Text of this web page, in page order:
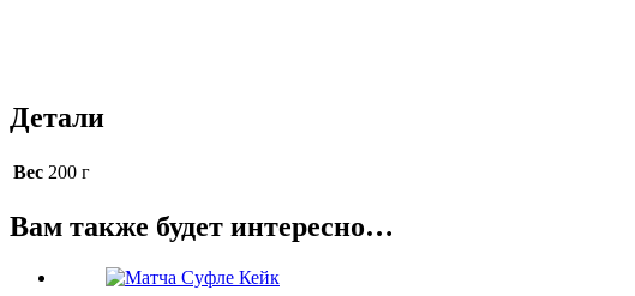
Детали
Вес 200 г
Вам также будет интересно…